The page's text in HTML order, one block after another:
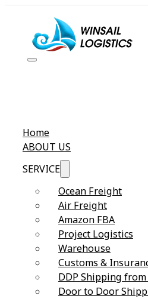
Home
ABOUT US
SERVICE
Ocean Freight
Air Freight
Amazon FBA
Project Logistics
Warehouse
Customs &
DDP Shipping
Door to Door